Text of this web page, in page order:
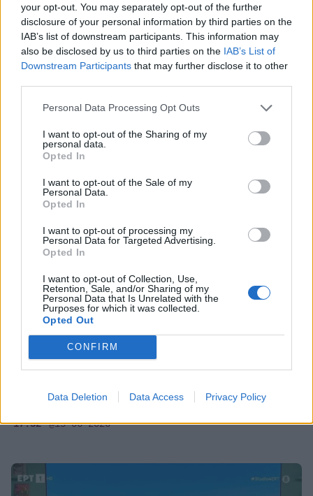
your opt-out. You may separately opt-out of the further
disclosure of your personal information by third parties on the
IAB’s list of downstream participants. This information may
also be disclosed by us to third parties on the IAB’s List of
Downstream Participants that may further disclose it to other
Personal Data Processing Opt Outs
I want to opt-out of the Sharing of my
personal data.
Opted In
I want to opt-out of the Sale of my
Personal Data.
Opted In
I want to opt-out of processing my
Personal Data for Targeted Advertising.
Opted In
I want to opt-out of Collection, Use,
Retention, Sale, and/or Sharing of my
Personal Data that Is Unrelated with the
Purposes for which it was collected.
Opted Out
CONFIRM
Data Deletion Data Access Privacy Policy
MEDIA
Ο Θανάσης Αναγνωστόπουλος απαντά για
το τέλος του Στούντιο 4 και τα σχόλια για
την έξοδο από την ΕΡΤ
@16-06-2026
MEDIA
Στούντιο 4: Η on air αντίστροφη μέτρηση
τελευταία εκπομπή
17:32 @15-06-2026